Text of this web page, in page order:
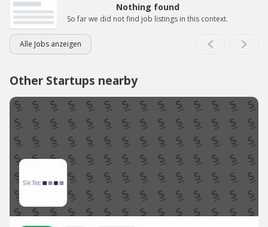
Nothing found
So far we did not find job listings in this context.
Alle Jobs anzeigen
Other Startups nearby